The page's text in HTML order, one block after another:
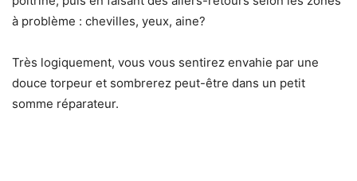
à problème : chevilles, yeux, aine?
Très logiquement, vous vous sentirez envahie par une
douce torpeur et sombrerez peut-être dans un petit
somme réparateur.